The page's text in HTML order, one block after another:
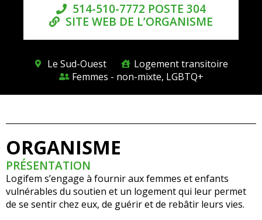
514-510-7772 POSTE 304
SITE WEB DE L’ORGANISME
Le Sud-Ouest
Logement transitoire
Femmes - non-mixte, LGBTQ+
ORGANISME
PRÉSENTATION
Logifem s’engage à fournir aux femmes et enfants
vulnérables du soutien et un logement qui leur permet
de se sentir chez eux, de guérir et de rebâtir leurs vies.